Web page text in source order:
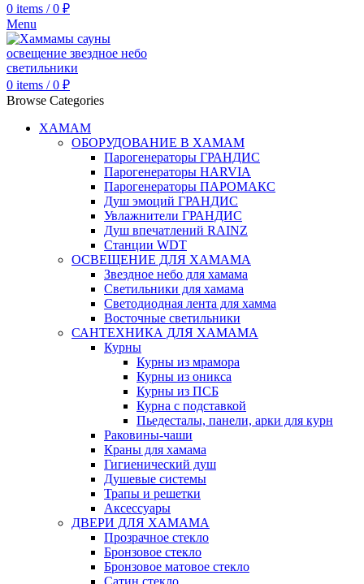
0 items / 0 ₽
Menu
0 items / 0 ₽
Browse Categories
ХАМАМ
ОБОРУДОВАНИЕ В ХАМАМ
Парогенераторы ГРАНДИС
Парогенераторы HARVIA
Парогенераторы ПАРОМАКС
Душ эмоций ГРАНДИС
Увлажнители ГРАНДИС
Душ впечатлений RAINZ
Станции WDT
ОСВЕЩЕНИЕ ДЛЯ ХАМАМА
Звездное небо для хамама
Светильники для хамама
Светодиодная лента для хамма
Восточные светильники
САНТЕХНИКА ДЛЯ ХАМАМА
Курны
Курны из мрамора
Курны из оникса
Курны из ПСБ
Курна с подставкой
Пьедесталы, панели, арки для курн
Раковины-чаши
Краны для хамама
Гигиенический душ
Душевые системы
Трапы и решетки
Аксессуары
ДВЕРИ ДЛЯ ХАМАМА
Прозрачное стекло
Бронзовое стекло
Бронзовое матовое стекло